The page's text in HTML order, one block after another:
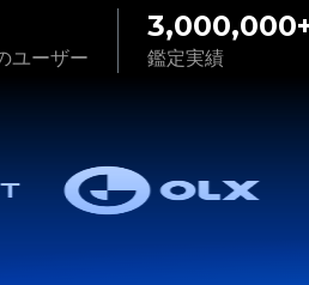
ユーザー 鑑定実績